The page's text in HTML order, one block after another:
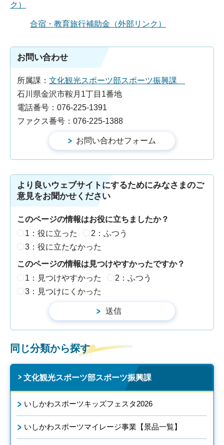
ク）
合宿・教育旅行補助金（外部リンク）
お問い合わせ
所属課： 文化観光スポーツ部スポーツ振興課
石川県金沢市鞍月1丁目1番地
電話番号：076-225-1391
ファクス番号：076-225-1388
より良いウェブサイトにするためにみなさまのご
意見をお聞かせください
このページの情報はお役に立ちましたか？
1：役に立った
2：ふつう
3：役に立たなかった
このページの情報は見つけやすかったですか？
1：見つけやすかった
2：ふつう
3：見つけにくかった
同じ分類から探す
文化観光スポーツ部スポーツ振興課
いしかわスポーツキッズフェスタ2026
いしかわスポーツマイレージ事業【景品一覧】